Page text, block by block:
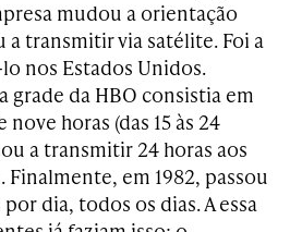
mudou a orientação
a transmitir via satélite. Foi a
nos Estados Unidos.
grade da HBO consistia em
horas (das 15 às 24
a transmitir 24 horas aos
Finalmente, em 1982, passou
dia, todos os dias. A essa